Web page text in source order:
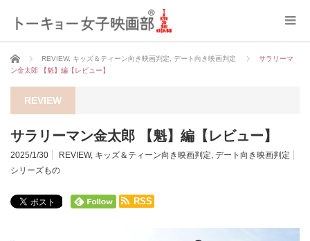
ホーム REVIEW, キッズ＆ティーン向き映画判定 デート向き映画判定
サラリーマ
ン金太郎 【魁】編【レビュー】
REVIEW
サラリーマン金太郎 【魁】編【レビュー】
2025/1/30 REVIEW, キッズ＆ティーン向き映画判定, デート向き映画判定
シリーズもの
RSS